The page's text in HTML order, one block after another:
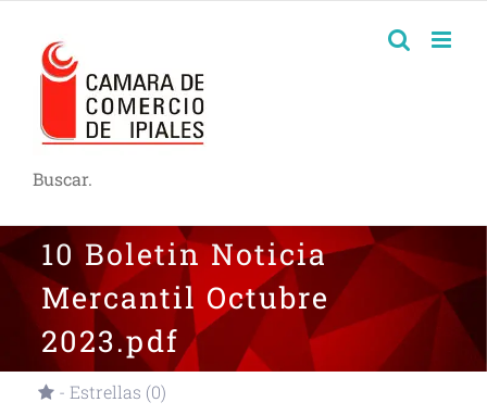
Buscar.
10 Boletin Noticia
Mercantil Octubre
2023.pdf
- Estrellas (0)